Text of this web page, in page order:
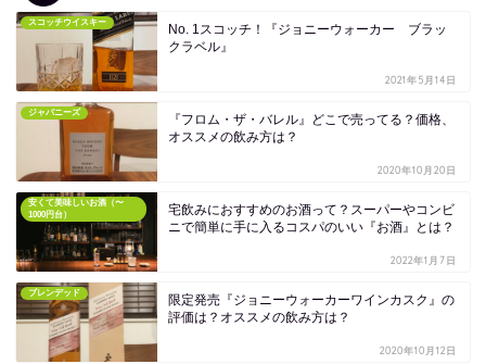
スコッチウイスキー
No. 1スコッチ！『ジョニーウォーカー ブラッ
クラベル』
2021年5月14日
ジャパニーズ
『フロム・ザ・バレル』どこで売ってる？価格、
オススメの飲み方は？
2020年10月20日
安くて美味しいお酒（〜
1000円台）
宅飲みにおすすめのお酒って？スーパーやコンビ
ニで簡単に手に入るコスパのいい『お酒』とは？
2022年1月7日
ブレンデッド
限定発売『ジョニーウォーカーワインカスク』の
評価は？オススメの飲み方は？
2020年10月12日